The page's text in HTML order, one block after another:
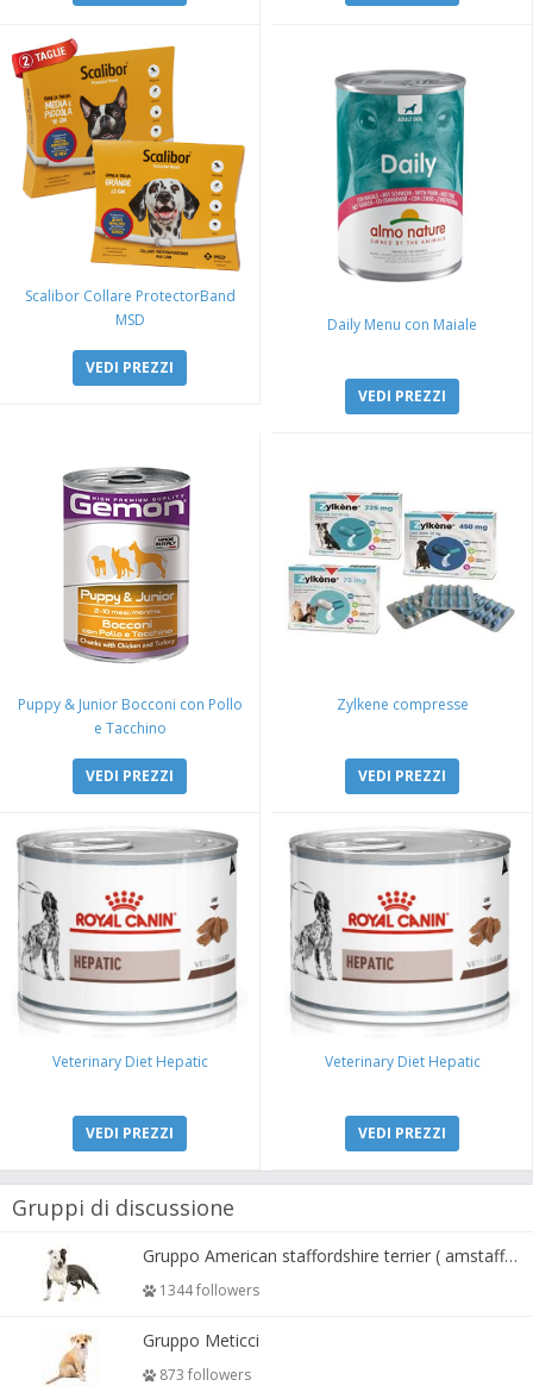
Scalibor Collare ProtectorBand
MSD
VEDI PREZZI
Daily Menu con Maiale
VEDI PREZZI
Puppy & Junior Bocconi con Pollo
e Tacchino
VEDI PREZZI
Zylkene compresse
VEDI PREZZI
Veterinary Diet Hepatic
VEDI PREZZI
Veterinary Diet Hepatic
VEDI PREZZI
Gruppi di discussione
Gruppo American staffordshire terrier ( amstaff, amastaff )
1344 followers
Gruppo Meticci
873 followers